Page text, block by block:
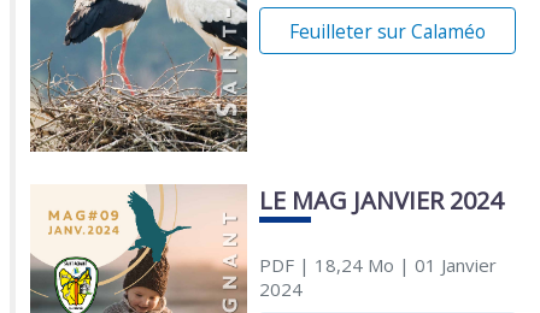
Feuilleter sur Calaméo
LE MAG JANVIER 2024
PDF| 18,24 Mo | 01 Janvier
2024